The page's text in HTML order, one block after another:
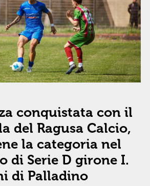
conquistata con il
del Ragusa Calcio,
la categoria nel
di Serie D girone I.
di Palladino